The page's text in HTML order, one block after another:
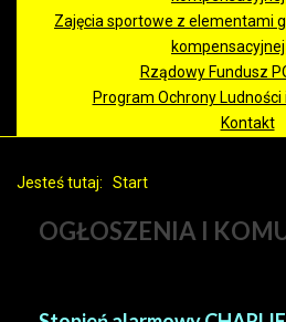
Zajęcia sportowe z elementami
Rządowy Fundusz
Program Ochrony Ludności
Kontakt
Jesteś tutaj: Start
OGŁOSZENIA I